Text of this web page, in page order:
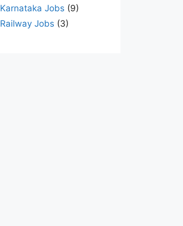
Karnataka Jobs (9)
Railway Jobs (3)